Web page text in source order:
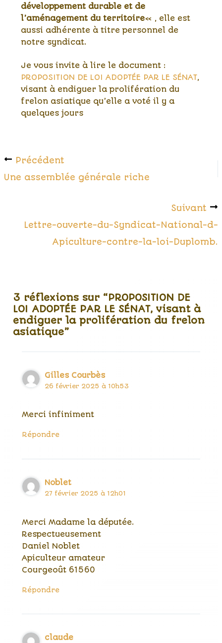
développement durable et de
l’aménagement du territoire« , elle est
aussi adhérente à titre personnel de
notre syndicat.
Je vous invite à lire le document :
PROPOSITION DE LOI ADOPTÉE PAR LE SÉNAT,
visant à endiguer la prolifération du
frelon asiatique qu’elle a voté il y a
quelques jours
Précédent
Une assemblée générale riche
Suivant
Lettre-ouverte-du-Syndicat-National-d-
Apiculture-contre-la-loi-Duplomb.
3 réflexions sur “PROPOSITION DE
LOI ADOPTÉE PAR LE SÉNAT, visant à
endiguer la prolifération du frelon
asiatique”
Gilles Courbès
26 février 2025 à 10h53
Merci infiniment
Répondre
Noblet
27 février 2025 à 12h01
Merci Madame la députée.
Respectueusement
Daniel Noblet
Apiculteur amateur
Courgeoût 61560
Répondre
claude